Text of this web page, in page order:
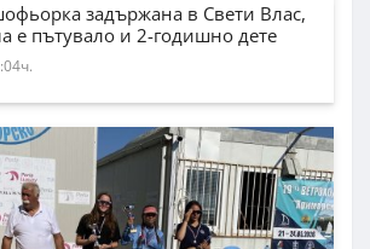
задържана в Свети Влас,
е пътувало и 2-годишно дете